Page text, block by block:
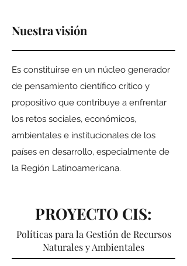
Nuestra visión
Es constituirse en un núcleo generador
de pensamiento científico crítico y
propositivo que contribuye a enfrentar
los retos sociales, económicos,
ambientales e institucionales de los
países en desarrollo, especialmente de
la Región Latinoamericana.
PROYECTO CIS:
Políticas para la Gestión de Recursos
Naturales y Ambientales